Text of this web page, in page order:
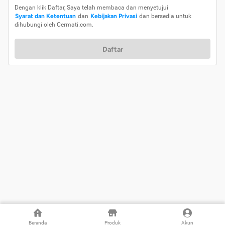
Beranda Produk Akun
Dengan klik Daftar, Saya telah membaca dan menyetujui
Syarat dan Ketentuan dan Kebijakan Privasi dan bersedia untuk
dihubungi oleh Cermati.com.
Daftar